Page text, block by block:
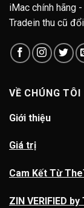
iMac chính hãng
Tradein thu cũ
VỀ CHÚNG TÔI
Giới thiệu
Giá trị
Cam Kết Từ
ZIN VERIFIED